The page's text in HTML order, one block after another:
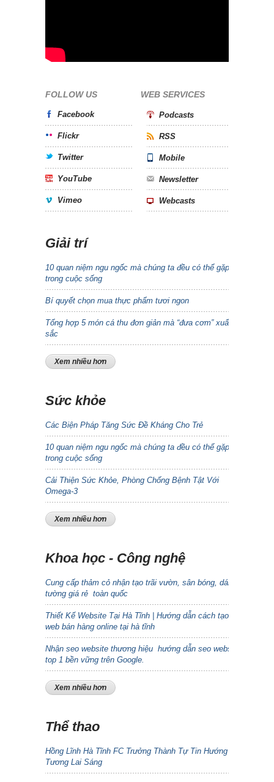
FOLLOW US
Facebook
Flickr
Twitter
YouTube
Vimeo
WEB SERVICES
Podcasts
RSS
Mobile
Newsletter
Webcasts
Giải trí
10 quan niệm ngu ngốc mà chúng ta đều có thể gặp
trong cuộc sống
Bí quyết chọn mua thực phẩm tươi ngon
Tổng hợp 5 món cá thu đơn giản mà “đưa cơm” xuất
sắc
Xem nhiều hơn
Sức khỏe
Các Biện Pháp Tăng Sức Đề Kháng Cho Trẻ
10 quan niệm ngu ngốc mà chúng ta đều có thể gặp
trong cuộc sống
Cải Thiện Sức Khỏe, Phòng Chống Bệnh Tật Với
Omega-3
Xem nhiều hơn
Khoa học - Công nghệ
Cung cấp thảm cỏ nhận tạo trãi vườn, sân bóng, dán
tường giá rẻ toàn quốc
Thiết Kế Website Tại Hà Tĩnh | Hướng dẫn cách tạo
web bán hàng online tại hà tĩnh
Nhận seo website thương hiệu hướng dẫn seo website
top 1 bền vững trên Google.
Xem nhiều hơn
Thể thao
Hồng Lĩnh Hà Tĩnh FC Trưởng Thành Tự Tin Hướng Đến
Tương Lai Sáng